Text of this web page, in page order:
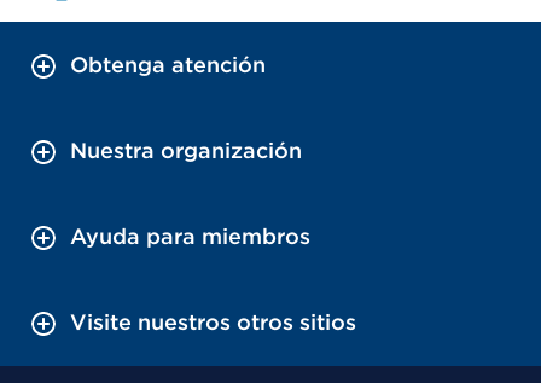
Obtenga atención
Nuestra organización
Ayuda para miembros
Visite nuestros otros sitios